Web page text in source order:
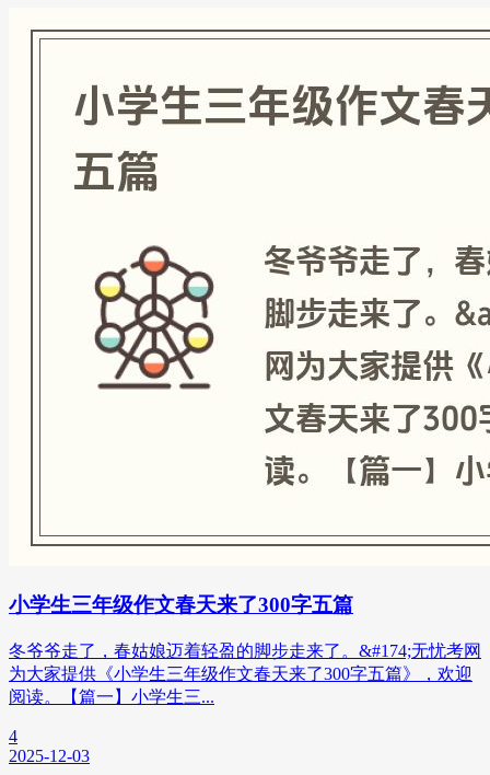
小学生三年级作文春天来了300字五篇
冬爷爷走了，春姑娘迈着轻盈的脚步走来了。&#174;无忧考网
为大家提供《小学生三年级作文春天来了300字五篇》，欢迎
阅读。【篇一】小学生三...
4
2025-12-03